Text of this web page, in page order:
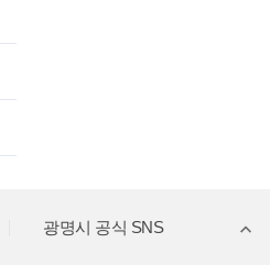
광명시 공식 SNS